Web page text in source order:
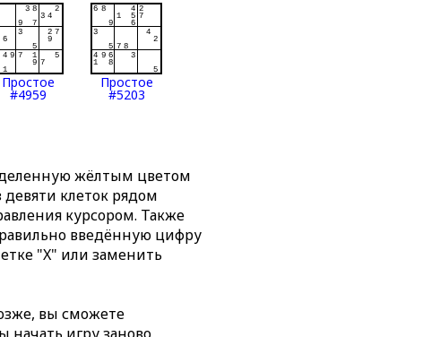
Простое
#4959
Простое
#5203
жёлтым цветом
клеток рядом
курсором. Также
введённую цифру
"X" или заменить
вы сможете